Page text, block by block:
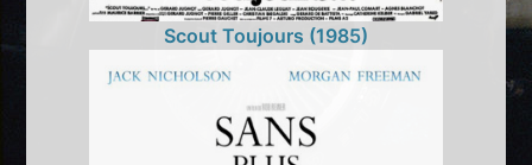
Scout Toujours (1985)